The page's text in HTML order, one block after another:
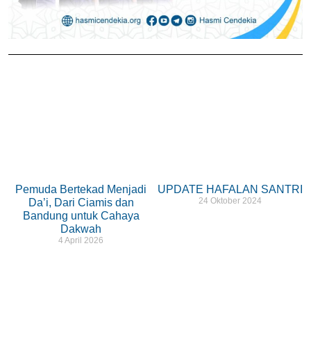
Pemuda Bertekad Menjadi
Da’i, Dari Ciamis dan
Bandung untuk Cahaya
Dakwah
4 April 2026
UPDATE HAFALAN SANTRI
24 Oktober 2024